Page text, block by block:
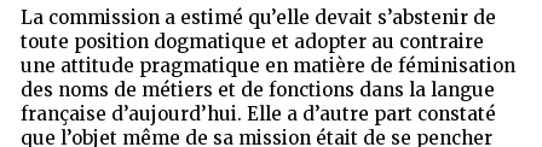
La commission a estimé qu’elle devait s’abstenir de
toute position dogmatique et adopter au contraire
une attitude pragmatique en matière de féminisation
des noms de métiers et de fonctions dans la langue
française d’aujourd’hui. Elle a d’autre part constaté
que l’objet même de sa mission était de se pencher